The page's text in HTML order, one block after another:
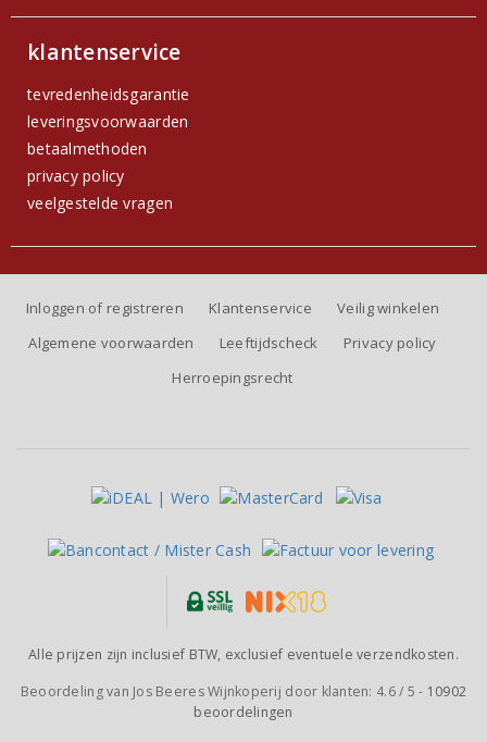
klantenservice
tevredenheidsgarantie
leveringsvoorwaarden
betaalmethoden
privacy policy
veelgestelde vragen
Inloggen of registreren Klantenservice
Veilig winkelen
Algemene voorwaarden
Leeftijdscheck
Privacy policy
Herroepingsrecht
Alle prijzen zijn inclusief BTW, exclusief eventuele verzendkosten.
Beoordeling van Jos Beeres Wijnkoperij door klanten: 4.6/ 5 - 10902
beoordelingen